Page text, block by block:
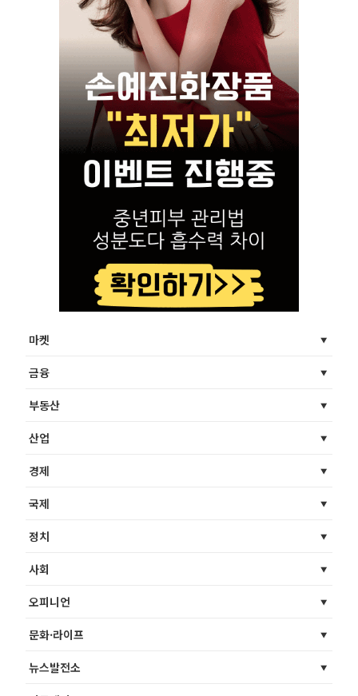
마켓
금융
부동산
산업
경제
국제
정치
사회
오피니언
문화·라이프
뉴스발전소